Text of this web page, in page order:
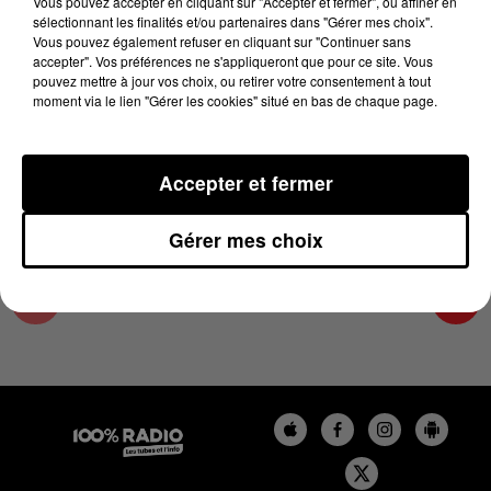
25 mars 2025 - 1 min 15 sec
L'AGENDA DU SUD TARN DU 25/03/2025 À
06H48
L'AGENDA DU SUD TARN
sélectionnant les finalités et/ou partenaires dans "Gérer mes choix".
Vous pouvez également refuser en cliquant sur "Continuer sans
accepter". Vos préférences ne s'appliqueront que pour ce site. Vous
pouvez mettre à jour vos choix, ou retirer votre consentement à tout
moment via le lien "Gérer les cookies" situé en bas de chaque page.
Gérer mes choix
Accepter et fermer